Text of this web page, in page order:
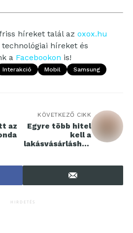
híreket talál az oxox.hu
híreket és
a Facebookon is!
Interakció Mobil Samsung
az
KÖVETKEZŐ CIKK
Egyre több hitel
kell a
lakásvásárláshoz
HIRDETÉS